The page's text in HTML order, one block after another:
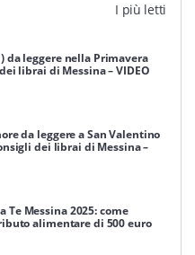
I più letti
da leggere nella Primavera
librai di Messina – VIDEO
da leggere a San Valentino
dei librai di Messina –
Te Messina 2025: come
alimentare di 500 euro